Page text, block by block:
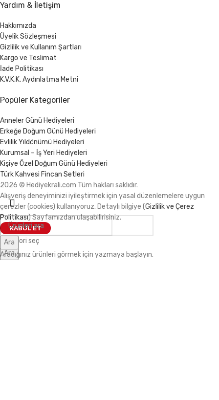
Yardım & İletişim
Hakkımızda
Üyelik Sözleşmesi
Gizlilik ve Kullanım Şartları
Kargo ve Teslimat
İade Politikası
K.V.K.K. Aydınlatma Metni
Popüler Kategoriler
Anneler Günü Hediyeleri
Erkeğe Doğum Günü Hediyeleri
Evlilik Yıldönümü Hediyeleri
Kurumsal – İş Yeri Hediyeleri
Kişiye Özel Doğum Günü Hediyeleri
Türk Kahvesi Fincan Setleri
2026 © Hediyekrali.com Tüm hakları saklıdır.
Kategori seç
Ara
Ara
Aradığınız ürünleri görmek için yazmaya başlayın.
Alışveriş deneyiminizi iyileştirmek için yasal düzenlemelere uygun
çerezler (cookies) kullanıyoruz. Detaylı bilgiye (Gizlilik ve Çerez
Politikası) Sayfamızdan ulaşabilirisiniz.
KABUL ET